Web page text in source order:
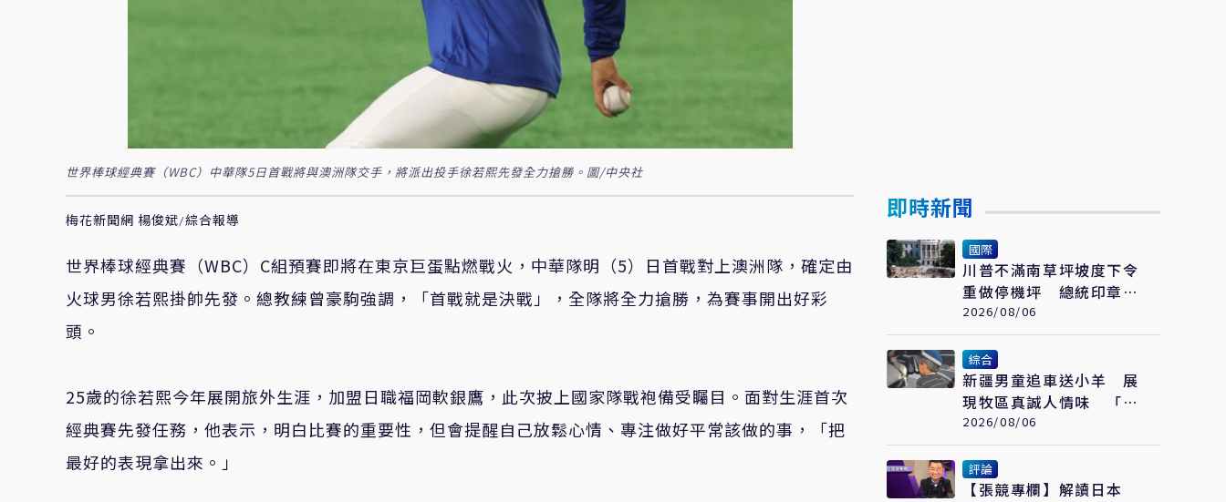
世界棒球經典賽（WBC）中華隊5日首戰將與澳洲隊交手，將派出投手徐若熙先發全力搶勝。圖/中央社
梅花新聞網 楊俊斌/綜合報導
世界棒球經典賽（WBC）C組預賽即將在東京巨蛋點燃戰火，中華隊明（5）日首戰對上澳洲隊，確定由
火球男徐若熙掛帥先發。總教練曾豪駒強調，「首戰就是決戰」，全隊將全力搶勝，為賽事開出好彩
頭。
25歲的徐若熙今年展開旅外生涯，加盟日職福岡軟銀鷹，此次披上國家隊戰袍備受矚目。面對生涯首次
經典賽先發任務，他表示，明白比賽的重要性，但會提醒自己放鬆心情、專注做好平常該做的事，「把
最好的表現拿出來。」
即時新聞
國際
川普不滿南草坪坡度下令
重做停機坪 總統印章一
夜被拆光
2026/08/06
綜合
新疆男童追車送小羊 展
現牧區真誠人情味 「富
貴羊」也成遊客最愛伴手
禮
2026/08/06
評論
【張競專欄】解讀日本